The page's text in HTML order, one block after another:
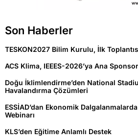
Son Haberler
TESKON2027 Bilim Kurulu, İlk
ACS Klima, IEEES-2026’ya Ana
Doğu İklimlendirme’den National
Havalandırma Çözümleri
ESSİAD’dan Ekonomik
Webinarı
KLS’den Eğitime Anlamlı Destek